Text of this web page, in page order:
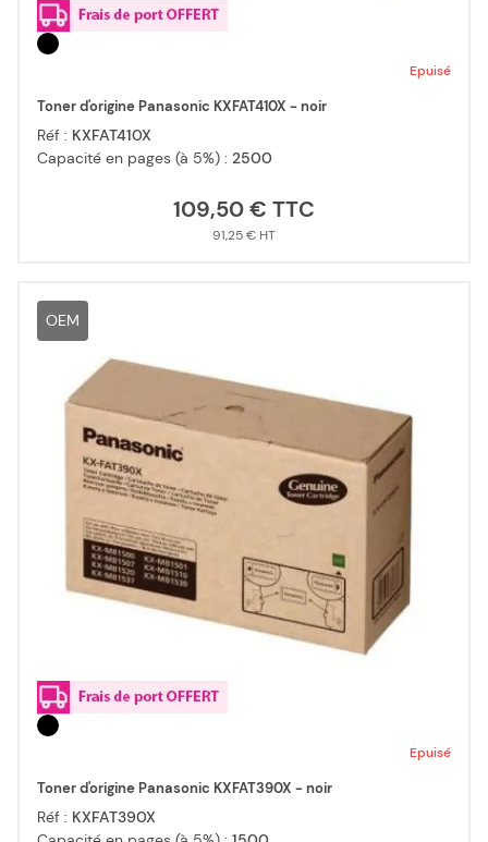
Epuisé
Toner d'origine Panasonic KXFAT410X - noir
Réf : KXFAT410X
Capacité en pages (à 5%) : 2500
109,50 €
91,25 €
OEM
Epuisé
Toner d'origine Panasonic KXFAT390X - noir
Réf : KXFAT390X